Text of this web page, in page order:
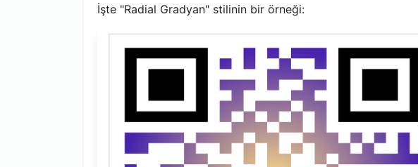
İşte "Radial Gradyan" stilinin bir örneği: